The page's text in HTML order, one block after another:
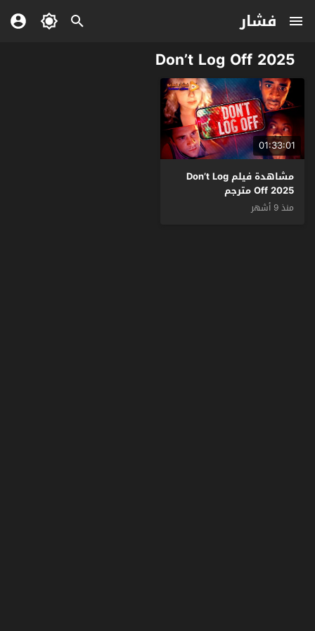
فشار
Don’t Log Off 2025
01:33:01
مشاهدة فيلم Don’t Log
Off 2025 مترجم
منذ 9 أشهر